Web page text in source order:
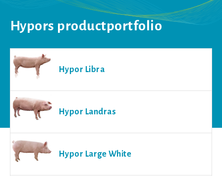
Hypors productportfolio
Hypor Libra
Hypor Landras
Hypor Large White